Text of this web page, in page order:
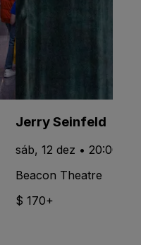
Jerry Seinfeld
sáb, 12 dez • 20:00
Beacon Theatre
$ 170+